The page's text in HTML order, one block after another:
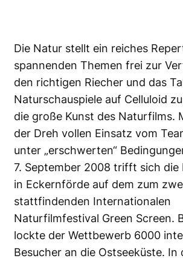
Die Natur stellt ein reiches
spannenden Themen frei zur
den richtigen Riecher und das
Naturschauspiele auf Celluloid
die große Kunst des Naturfilms.
der Dreh vollen Einsatz vom
unter „erschwerten“
7. September 2008 trifft sich
in Eckernförde auf dem zum
stattfindenden Internationalen
Naturfilmfestival Green Screen.
lockte der Wettbewerb 6000
Besucher an die Ostseeküste. In